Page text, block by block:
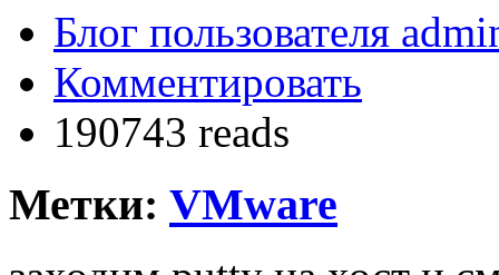
Блог пользователя
Комментировать
190743 reads
Метки: VMware